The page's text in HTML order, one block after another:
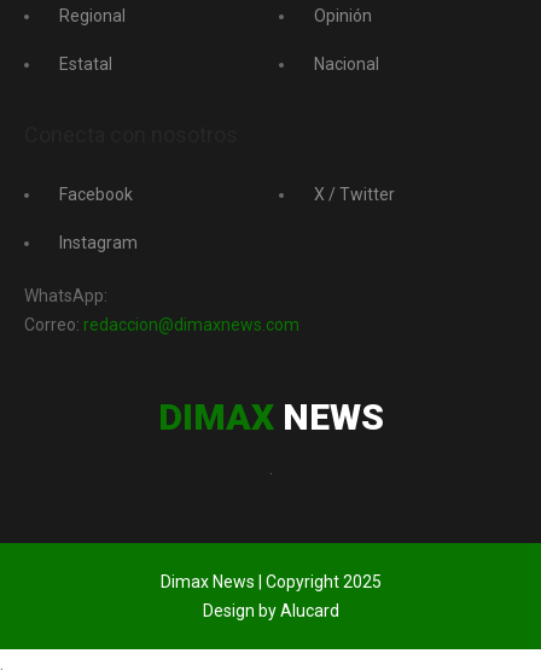
Regional
Estatal
Opinión
Nacional
Facebook
Instagram
X / Twitter
WhatsApp:
Correo: redaccion@dimaxnews.com
DIMAXNEWS
Dimax News | Copyright 2025
Design by Alucard